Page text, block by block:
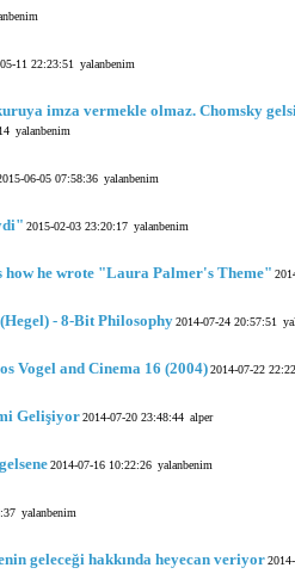
11 22:23:51 yalanbenim
imza vermekle olmaz. Chomsky
yalanbenim
06-05 07:58:36 yalanbenim
2015-02-03 23:20:17 yalanbenim
how he wrote "Laura Palmer's Theme"
- 8-Bit Philosophy2014-07-24 20:57:51
Vogel and Cinema 16 (2004)2014-07-22
Gelişiyor2014-07-20 23:48:44 alper
2014-07-16 10:22:26 yalanbenim
yalanbenim
geleceği hakkında heyecan veriyor